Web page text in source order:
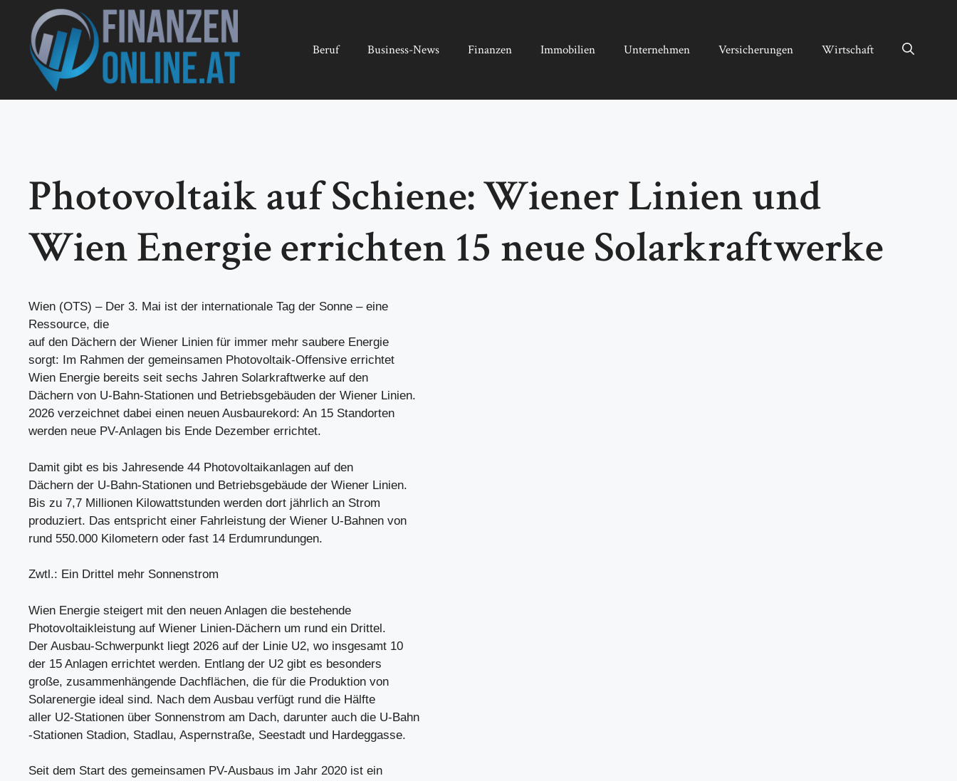
springen
Beruf Business-News Finanzen Immobilien Unternehmen Versicherungen Wirtschaft
Photovoltaik auf Schiene: Wiener Linien und
Wien Energie errichten 15 neue Solarkraftwerke
Wien (OTS) – Der 3. Mai ist der internationale Tag der Sonne – eine
Ressource, die
auf den Dächern der Wiener Linien für immer mehr saubere Energie
sorgt: Im Rahmen der gemeinsamen Photovoltaik-Offensive errichtet
Wien Energie bereits seit sechs Jahren Solarkraftwerke auf den
Dächern von U-Bahn-Stationen und Betriebsgebäuden der Wiener Linien.
2026 verzeichnet dabei einen neuen Ausbaurekord: An 15 Standorten
werden neue PV-Anlagen bis Ende Dezember errichtet.
Damit gibt es bis Jahresende 44 Photovoltaikanlagen auf den
Dächern der U-Bahn-Stationen und Betriebsgebäude der Wiener Linien.
Bis zu 7,7 Millionen Kilowattstunden werden dort jährlich an Strom
produziert. Das entspricht einer Fahrleistung der Wiener U-Bahnen von
rund 550.000 Kilometern oder fast 14 Erdumrundungen.
Zwtl.: Ein Drittel mehr Sonnenstrom
Wien Energie steigert mit den neuen Anlagen die bestehende
Photovoltaikleistung auf Wiener Linien-Dächern um rund ein Drittel.
Der Ausbau-Schwerpunkt liegt 2026 auf der Linie U2, wo insgesamt 10
der 15 Anlagen errichtet werden. Entlang der U2 gibt es besonders
große, zusammenhängende Dachflächen, die für die Produktion von
Solarenergie ideal sind. Nach dem Ausbau verfügt rund die Hälfte
aller U2-Stationen über Sonnenstrom am Dach, darunter auch die U-Bahn
-Stationen Stadion, Stadlau, Aspernstraße, Seestadt und Hardeggasse.
Seit dem Start des gemeinsamen PV-Ausbaus im Jahr 2020 ist ein